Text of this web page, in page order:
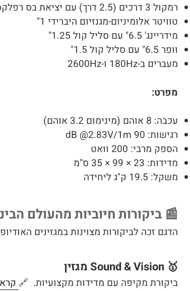
רמקול 3 דרכים (2.5 דרך) עם יציאת בס רפלקס
טוויטר אלומיניום-מגנזיום היברידי 1"
מידריינג' 6.5" עם סליל קול 1.25"
וופר 6.5" עם סליל קול 1.5"
מעברים ב-180Hz ו-2600Hz
מפרט:
עכבה: 8 אוהם (מינימום 3.2 אוהם)
רגישות: 90 dB @2.83V/1m
הספק מרבי: 200 וואט
מדידות: 23 × 99 × 35 ס"מ
משקל: 19.5 ק"ג ליחידה
📰 ביקורות חיוביות מהעולם
הדגם זכה לביקורות מצוינות במגזינים
🥇 Sound & Vision מגזין
ביקורת מקיפה עם מדידות מקצועיות. 🔗